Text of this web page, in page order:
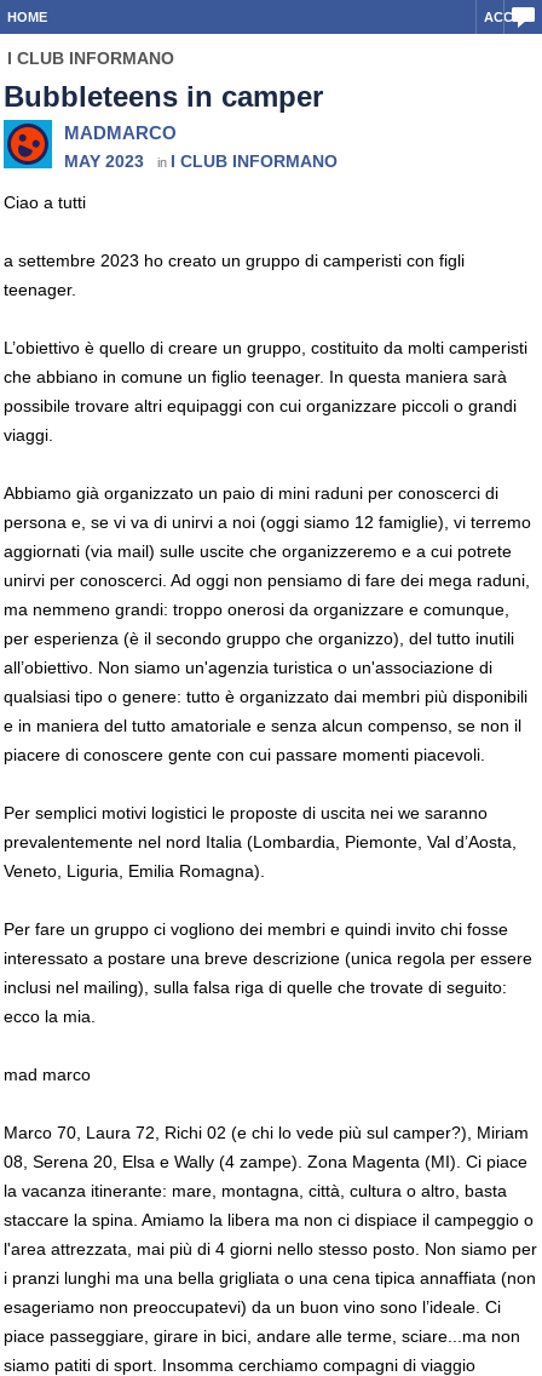
HOME ACCEDI
I CLUB INFORMANO
Bubbleteens in camper
MADMARCO
MAY 2023 in I CLUB INFORMANO
Ciao a tutti
a settembre 2023 ho creato un gruppo di camperisti con figli
teenager.
L’obiettivo è quello di creare un gruppo, costituito da molti camperisti
che abbiano in comune un figlio teenager. In questa maniera sarà
possibile trovare altri equipaggi con cui organizzare piccoli o grandi
viaggi.
Abbiamo già organizzato un paio di mini raduni per conoscerci di
persona e, se vi va di unirvi a noi (oggi siamo 12 famiglie), vi terremo
aggiornati (via mail) sulle uscite che organizzeremo e a cui potrete
unirvi per conoscerci. Ad oggi non pensiamo di fare dei mega raduni,
ma nemmeno grandi: troppo onerosi da organizzare e comunque,
per esperienza (è il secondo gruppo che organizzo), del tutto inutili
all’obiettivo. Non siamo un'agenzia turistica o un'associazione di
qualsiasi tipo o genere: tutto è organizzato dai membri più disponibili
e in maniera del tutto amatoriale e senza alcun compenso, se non il
piacere di conoscere gente con cui passare momenti piacevoli.
Per semplici motivi logistici le proposte di uscita nei we saranno
prevalentemente nel nord Italia (Lombardia, Piemonte, Val d’Aosta,
Veneto, Liguria, Emilia Romagna).
Per fare un gruppo ci vogliono dei membri e quindi invito chi fosse
interessato a postare una breve descrizione (unica regola per essere
inclusi nel mailing), sulla falsa riga di quelle che trovate di seguito:
ecco la mia.
mad marco
Marco 70, Laura 72, Richi 02 (e chi lo vede più sul camper?), Miriam
08, Serena 20, Elsa e Wally (4 zampe). Zona Magenta (MI). Ci piace
la vacanza itinerante: mare, montagna, città, cultura o altro, basta
staccare la spina. Amiamo la libera ma non ci dispiace il campeggio o
l'area attrezzata, mai più di 4 giorni nello stesso posto. Non siamo per
i pranzi lunghi ma una bella grigliata o una cena tipica annaffiata (non
esageriamo non preoccupatevi) da un buon vino sono l’ideale. Ci
piace passeggiare, girare in bici, andare alle terme, sciare...ma non
siamo patiti di sport. Insomma cerchiamo compagni di viaggio